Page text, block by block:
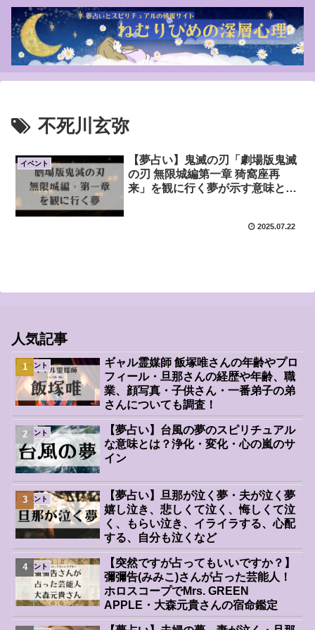
不死川玄弥
イベント
【夢占い】鬼滅の刃「劇場版鬼滅
の刃 無限城編第一章 猗窩座再
来」を観に行く夢が示す意味と
2025.07.22
人気記事
イベント
ギャル霊媒師 飯塚唯さんの年齢やプロ
フィール・旦那さんの経歴や年齢、職
業、顔写真・子供さん・一番弟子の弟
さんについても調査！
イベント
【夢占い】台風の夢のスピリチュアル
な意味とは？浄化・変化・心の嵐のサ
イン
イベント
【夢占い】旦那が泣く夢・夫が泣く夢
嬉し泣き、悲しくて泣く、悔しくて泣
く、もらい泣き、イライラする、心配
する、自分も泣くなど
イベント
【突然ですが占ってもいいですか？】
彌彌告(みみこ)さんが占った芸能人！
ホロスコープでMrs. GREEN
APPLE・大森元貴さんの宿命鑑定